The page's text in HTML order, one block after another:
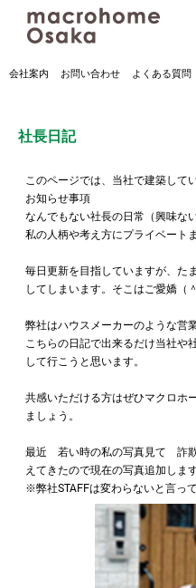
高気密高断熱住宅のマクロホーム大阪
会社案内 お問い合わせ よくある質問
社長日記
このページでは、当社で建築して
お知らせ事項
なんでもない社長の日常（興味な
私の人柄や考え方にプライベート
毎日更新を目指していますが、た
してしまいます。そこはご愛嬌（
弊社はハウスメーカーのような営
こちらの日記で出来るだけ当社
して行こうと思います。
共感いただける方はぜひマクロホ
ましょう。
最近 若い時の私の写真見て 詐
えてきたので現在の写真追加しま
※弊社STAFFは変わらないと言っ